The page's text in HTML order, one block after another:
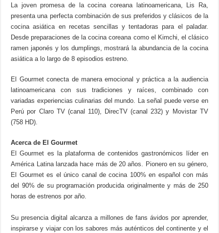
La joven promesa de la cocina coreana latinoamericana, Lis Ra,
presenta una perfecta combinación de sus preferidos y clásicos de la
cocina asiática en recetas sencillas y tentadoras para el paladar.
Desde preparaciones de la cocina coreana como el Kimchi, el clásico
ramen japonés y los dumplings, mostrará la abundancia de la cocina
asiática a lo largo de 8 episodios estreno.
El Gourmet conecta de manera emocional y práctica a la audiencia
latinoamericana con sus tradiciones y raíces, combinado con
variadas experiencias culinarias del mundo. La señal puede verse en
Perú por Claro TV (canal 110), DirecTV (canal 232) y Movistar TV
(758 HD).
Acerca de El Gourmet
El Gourmet es la plataforma de contenidos gastronómicos líder en
América Latina lanzada hace más de 20 años. Pionero en su género,
El Gourmet es el único canal de cocina 100% en español con más
del 90% de su programación producida originalmente y más de 250
horas de estrenos por año.
Su presencia digital alcanza a millones de fans ávidos por aprender,
inspirarse y viajar con los sabores más auténticos del continente y el